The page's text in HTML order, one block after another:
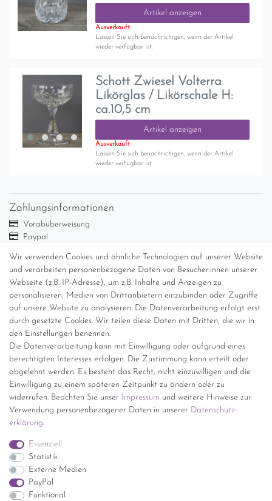
Artikel anzeigen
Ausverkauft
Lassen Sie sich benachrichigen, wenn der Artikel
wieder verfügbar ist.
Schott Zwiesel Volterra
Likörglas / Likörschale H:
ca.10,5 cm
Artikel anzeigen
Ausverkauft
Lassen Sie sich benachrichigen, wenn der Artikel
wieder verfügbar ist.
Wir verwenden Cookies und ähnliche Technologien auf unserer Website
und verarbeiten personenbezogene Daten von Besucher:innen unserer
Webseite (z.B. IP-Adresse), um z.B. Inhalte und Anzeigen zu
personalisieren, Medien von Drittanbietern einzubinden oder Zugriffe
auf unsere Website zu analysieren. Die Datenverarbeitung erfolgt erst
durch gesetzte Cookies. Wir teilen diese Daten mit Dritten, die wir in
den Einstellungen benennen.
Die Datenverarbeitung kann mit Einwilligung oder aufgrund eines
berechtigten Interesses erfolgen. Die Zustimmung kann erteilt oder
abgelehnt werden. Es besteht das Recht, nicht einzuwilligen und die
Einwilligung zu einem späteren Zeitpunkt zu ändern oder zu
widerrufen. Beachten Sie unser Impressum und weitere Hinweise zur
Verwendung personenbezogener Daten in unserer Daten­schutz­
erklärung.
Essenziell
Statistik
Externe Medien
PayPal
Funktional
Zahlungsinformationen
Vorabüberweisung
Paypal
Versandinformationen
Versand per GLS (6,90 Euro) oder DHL (8,49 Euro ) inkl. MwSt.
(innerhalb Deutschlands)
kostenfreie Lieferung ab 150 Euro Warenwert (innerhalb
Deutschlands)
Übersicht Internationale Versandkosten
Wir kaufen an
Sie haben zuviel Porzellan im Schrank? Gerne kaufen wir dieses an.
Einfach unverbindliches Angebot anfordern.
*Endpreis inkl. MwSt. (Dieser Artikel unterliegt gem. § 25a
UStG der Differenzbesteuerung, ein Ausweis der
Mehrwertsteuer auf der Rechnung erfolgt nicht.)